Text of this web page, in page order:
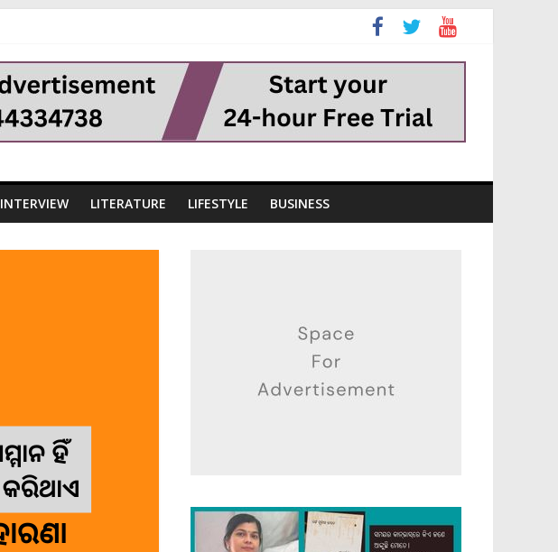
INTERVIEW LITERATURE LIFESTYLE BUSINESS